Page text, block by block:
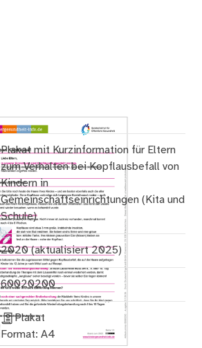
Plakat mit Kurzinformation für Eltern
zum Verhalten bei Kopflausbefall von
Kindern in
Gemeinschaftseinrichtungen (Kita und
Schule)
2020 (aktualisiert 2025)
60020200
Plakat
Format: A4